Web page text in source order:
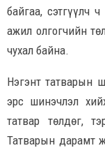
байгаа, сэтгүүлч
ажил олгогчийн
чухал байна.
Нэгэнт татварын
эрс шинэчлэл
татвар төлдөг,
Татварын дарамт